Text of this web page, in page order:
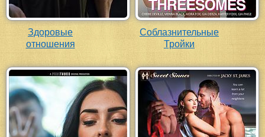
Здоровые
отношения
Соблазнительные
Тройки